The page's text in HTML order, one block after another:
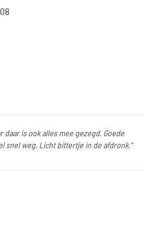
daar is ook alles mee gezegd. Goede
snel weg. Licht bittertje in de afdronk."